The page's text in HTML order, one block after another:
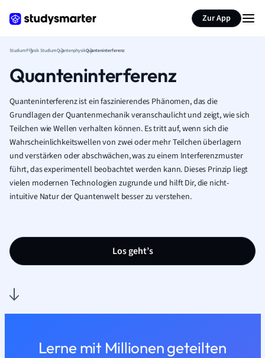
Zur App
StudiumPhysik StudiumQuantenphysikQuanteninterferenz
Quanteninterferenz
Quanteninterferenz ist ein faszinierendes Phänomen, das die
Grundlagen der Quantenmechanik veranschaulicht und zeigt, wie sich
Teilchen wie Wellen verhalten können. Es tritt auf, wenn sich die
Wahrscheinlichkeitswellen von zwei oder mehr Teilchen überlagern
und verstärken oder abschwächen, was zu einem Interferenzmuster
führt, das experimentell beobachtet werden kann. Dieses Prinzip liegt
vielen modernen Technologien zugrunde und hilft Dir, die nicht-
intuitive Natur der Quantenwelt besser zu verstehen.
Los geht’s
Lerne mit Millionen geteilten